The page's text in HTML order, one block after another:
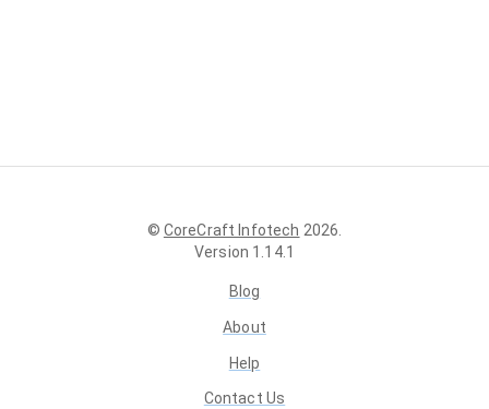
© CoreCraft Infotech 2026
Version 1.14.1
Blog
About
Help
Contact Us